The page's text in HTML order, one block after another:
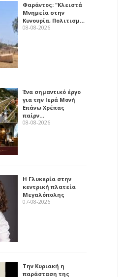
Φαράντος: "Κλειστά
Μνημεία στην
Κυνουρία, Πολιτισμ…
08-08-2026
Ένα σημαντικό έργο
για την Ιερά Μονή
Επάνω Χρέπας
παίρν…
08-08-2026
Η Γλυκερία στην
κεντρική πλατεία
Μεγαλόπολης
07-08-2026
Την Κυριακή η
παράσταση της